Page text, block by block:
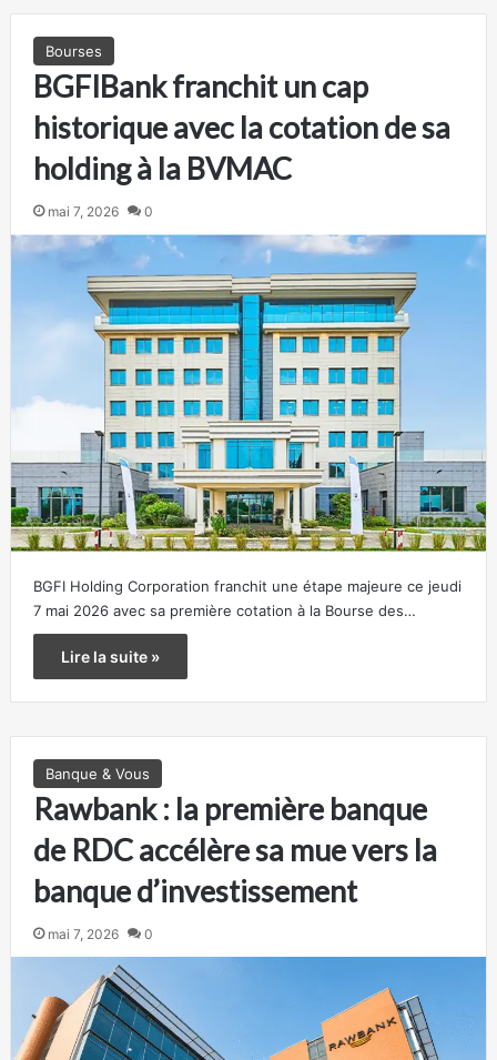
Bourses
BGFIBank franchit un cap
historique avec la cotation de sa
holding à la BVMAC
mai 7, 2026 0
BGFI Holding Corporation franchit une étape majeure ce jeudi
7 mai 2026 avec sa première cotation à la Bourse des…
Lire la suite »
Banque & Vous
Rawbank : la première banque
de RDC accélère sa mue vers la
banque d’investissement
mai 7, 2026 0